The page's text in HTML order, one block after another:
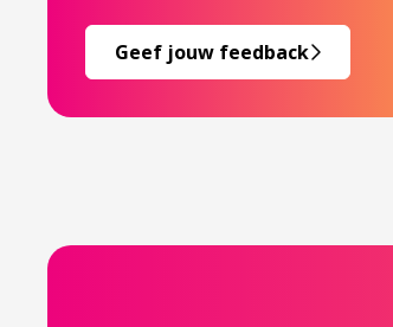
Geef jouw feedback